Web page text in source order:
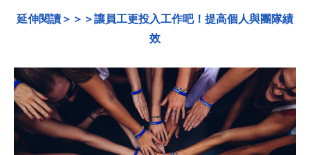
延伸閱讀＞＞＞讓員工更投入工作吧！提高個人與團隊績
效